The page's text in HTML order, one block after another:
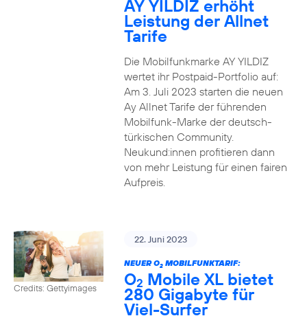
AY YILDIZ erhöht
Leistung der Allnet
Tarife
Die Mobilfunkmarke AY YILDIZ
wertet ihr Postpaid-Portfolio auf:
Am 3. Juli 2023 starten die neuen
Ay Allnet Tarife der führenden
Mobilfunk-Marke der deutsch-
türkischen Community.
Neukund:innen profitieren dann
von mehr Leistung für einen fairen
Aufpreis.
Credits: Gettyimages
22. Juni 2023
NEUER O2MOBILFUNKTARIF:
O2 Mobile XL bietet
280 Gigabyte für
Viel-Surfer